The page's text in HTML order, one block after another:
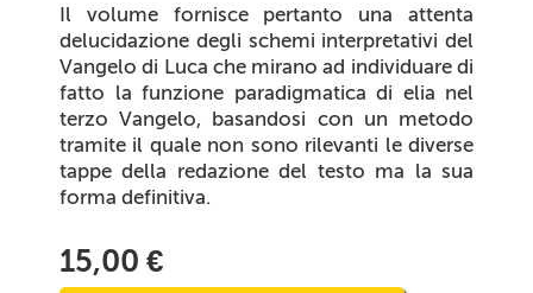
Il volume fornisce pertanto una attenta
delucidazione degli schemi interpretativi del
Vangelo di Luca che mirano ad individuare di
fatto la funzione paradigmatica di elia nel
terzo Vangelo, basandosi con un metodo
tramite il quale non sono rilevanti le diverse
tappe della redazione del testo ma la sua
forma definitiva.
15,00 €